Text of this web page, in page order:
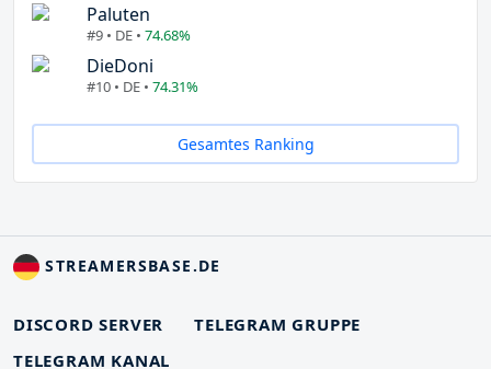
Paluten
#9 • DE • 74.68%
DieDoni
#10 • DE • 74.31%
Gesamtes Ranking
STREAMERSBASE.DE
DISCORD SERVER
TELEGRAM GRUPPE
TELEGRAM KANAL